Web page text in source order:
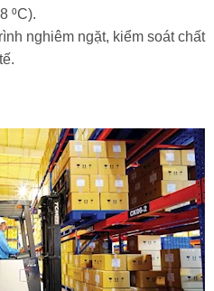
⁰C).
nghiêm ngặt, kiểm soát chất